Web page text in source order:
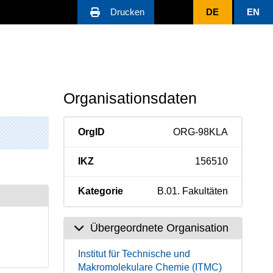
Drucken DE EN
Organisationsdaten
OrgID ORG-98KLA
IKZ 156510
Kategorie B.01. Fakultäten
Übergeordnete Organisation
Institut für Technische und
Makromolekulare Chemie (ITMC)